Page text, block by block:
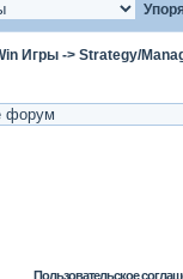
Игры -> Strategy/
Пользовательское